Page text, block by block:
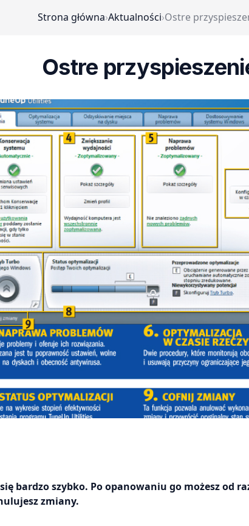
Strona główna›Aktualności›Ostre
Ostre
bardzo szybko. Po opanowaniu go możesz od
zmiany.